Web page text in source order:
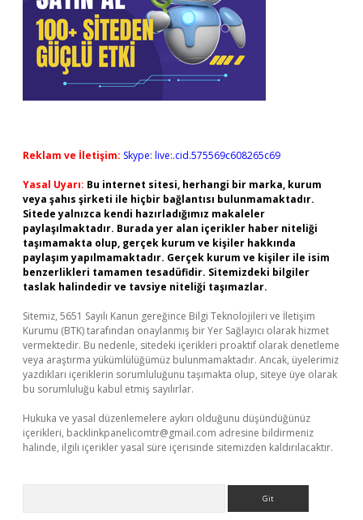
Reklam ve İletişim: Skype: live:.cid.575569c608265c69
Yasal Uyarı: Bu internet sitesi, herhangi bir marka, kurum
veya şahıs şirketi ile hiçbir bağlantısı bulunmamaktadır.
Sitede yalnızca kendi hazırladığımız makaleler
paylaşılmaktadır. Burada yer alan içerikler haber niteliği
taşımamakta olup, gerçek kurum ve kişiler hakkında
paylaşım yapılmamaktadır. Gerçek kurum ve kişiler ile isim
benzerlikleri tamamen tesadüfidir. Sitemizdeki bilgiler
taslak halindedir ve tavsiye niteliği taşımazlar.
Sitemiz, 5651 Sayılı Kanun gereğince Bilgi Teknolojileri ve İletişim
Kurumu (BTK) tarafından onaylanmış bir Yer Sağlayıcı olarak hizmet
vermektedir. Bu nedenle, sitedeki içerikleri proaktif olarak denetleme
veya araştırma yükümlülüğümüz bulunmamaktadır. Ancak, üyelerimiz
yazdıkları içeriklerin sorumluluğunu taşımakta olup, siteye üye olarak
bu sorumluluğu kabul etmiş sayılırlar.
Hukuka ve yasal düzenlemelere aykırı olduğunu düşündüğünüz
içerikleri, backlinkpanelicomtr@gmail.com adresine bildirmeniz
halinde, ilgili içerikler yasal süre içerisinde sitemizden kaldırılacaktır.